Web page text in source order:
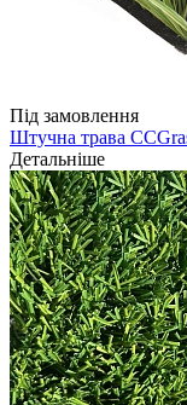
Під замовлення
Штучна трава
Детальніше